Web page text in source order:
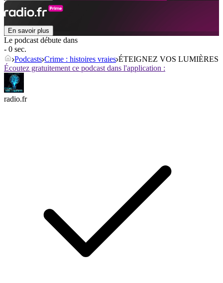
En savoir plus
Le podcast débute dans
- 0 sec.
Podcasts Crime : histoires vraies ÉTEIGNEZ VOS LUMIÈRES
Écoutez gratuitement ce podcast dans l'application :
radio.fr